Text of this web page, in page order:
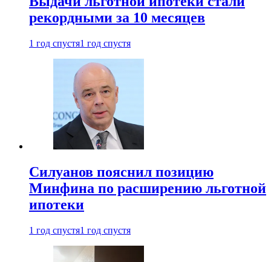
рекордными за 10 месяцев
1 год спустя1 год спустя
Силуанов пояснил позицию
Минфина по расширению льготной
ипотеки
1 год спустя1 год спустя